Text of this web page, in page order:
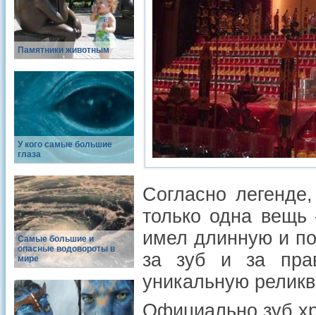
Памятники животным
У кого самые большие
глаза
Самые большие и
опасные водовороты в
мире
Согласно
только одна
имел длинную и
за зуб и за
уникальную
Официально зуб